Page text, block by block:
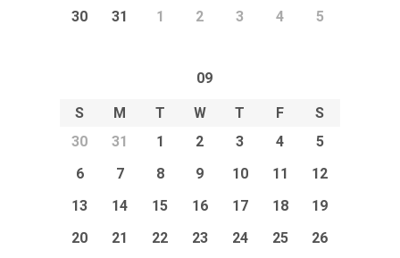
30 31 1 2 3 4 5
09
S M T W T F
S
30
31 1 2 3 4
5
6
7 8 9 10 11
12
13
14 15 16 17 18
19
20
21 22 23 24 25
26